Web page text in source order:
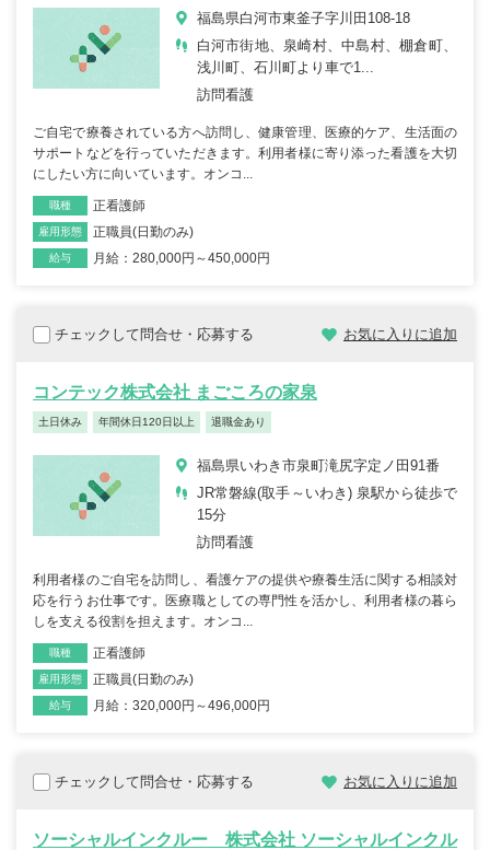
福島県白河市東釜子字川田108-18
白河市街地、泉崎村、中島村、棚倉町、
浅川町、石川町より車で1...
訪問看護
ご自宅で療養されている方へ訪問し、健康管理、医療的ケア、生活面の
サポートなどを行っていただきます。利用者様に寄り添った看護を大切
にしたい方に向いています。オンコ...
職種 正看護師
雇用形態 正職員(日勤のみ)
給与 月給：280,000円～450,000円
チェックして問合せ・応募する お気に入りに追加
コンテック株式会社 まごころの家泉
土日休み 年間休日120日以上 退職金あり
福島県いわき市泉町滝尻字定ノ田91番
JR常磐線(取手～いわき) 泉駅から徒歩で
15分
訪問看護
利用者様のご自宅を訪問し、看護ケアの提供や療養生活に関する相談対
応を行うお仕事です。医療職としての専門性を活かし、利用者様の暮ら
しを支える役割を担えます。オンコ...
職種 正看護師
雇用形態 正職員(日勤のみ)
給与 月給：320,000円～496,000円
チェックして問合せ・応募する お気に入りに追加
ソーシャルインクルー 株式会社 ソーシャルインクル